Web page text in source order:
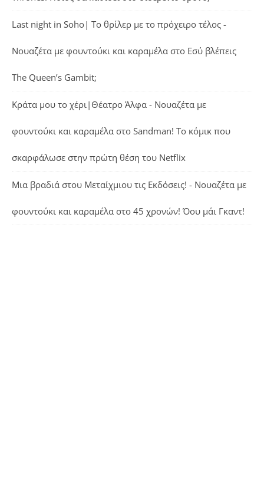
Last night in Soho| Το θρίλερ με το πρόχειρο τέλος -
Νουαζέτα με φουντούκι και καραμέλα στο Εσύ βλέπεις
The Queen’s Gambit;
Κράτα μου το χέρι|Θέατρο Άλφα - Νουαζέτα με
φουντούκι και καραμέλα στο Sandman! Το κόμικ που
σκαρφάλωσε στην πρώτη θέση του Netflix
Μια βραδιά στου Μεταίχμιου τις Εκδόσεις! - Νουαζέτα με
φουντούκι και καραμέλα στο 45 χρονών! Όου μάι Γκαντ!